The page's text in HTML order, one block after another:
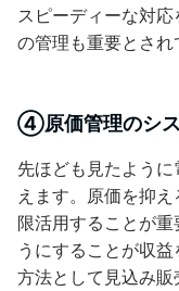
スピーディーな対
の管理も重要とされ
④原価管理のシ
先ほども見たよう
えます。原価を抑
限活用することが
うにすることが収
方法として見込み